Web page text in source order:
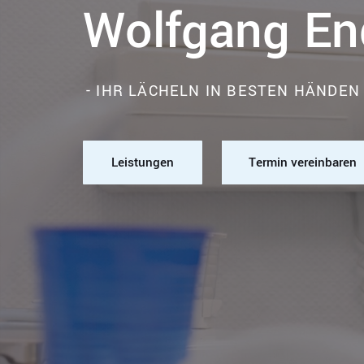
Wolfgang
- IHR LÄCHELN IN BESTEN HÄNDEN
Leistungen Termin vereinbaren